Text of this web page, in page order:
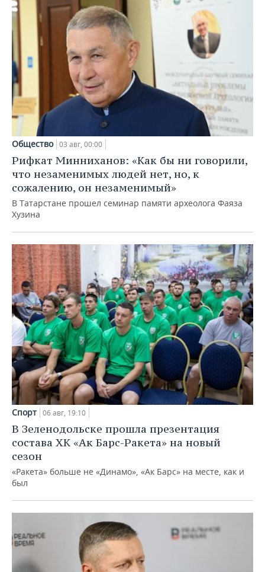
Общество 03 авг, 00:00
Рифкат Минниханов: «Как бы ни говорили,
что незаменимых людей нет, но, к
сожалению, он незаменимый»
В Татарстане прошел семинар памяти археолога Фаяза
Хузина
Спорт 06 авг, 19:10
В Зеленодольске прошла презентация
состава ХК «Ак Барс-Ракета» на новый
сезон
«Ракета» больше не «Динамо», «Ак Барс» на месте, как и
был